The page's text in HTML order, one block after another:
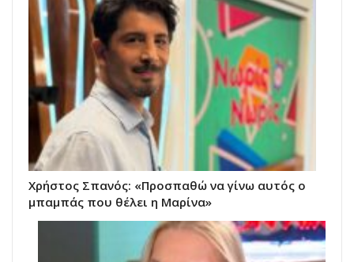
Χρήστος Σπανός: «Προσπαθώ να γίνω αυτός ο
μπαμπάς που θέλει η Μαρίνα»